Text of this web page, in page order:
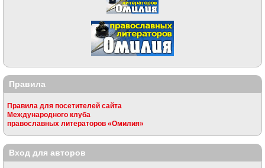
Правила
Правила для посетителей сайта
Международного клуба
православных литераторов «Омилия»
Вход для авторов